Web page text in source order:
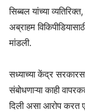
सिब्बल यांच्या
अब्राहम
मांडली.
सध्याच्या केंद्र
संबोधणाऱ्या काही
दिली असा आरोप करत